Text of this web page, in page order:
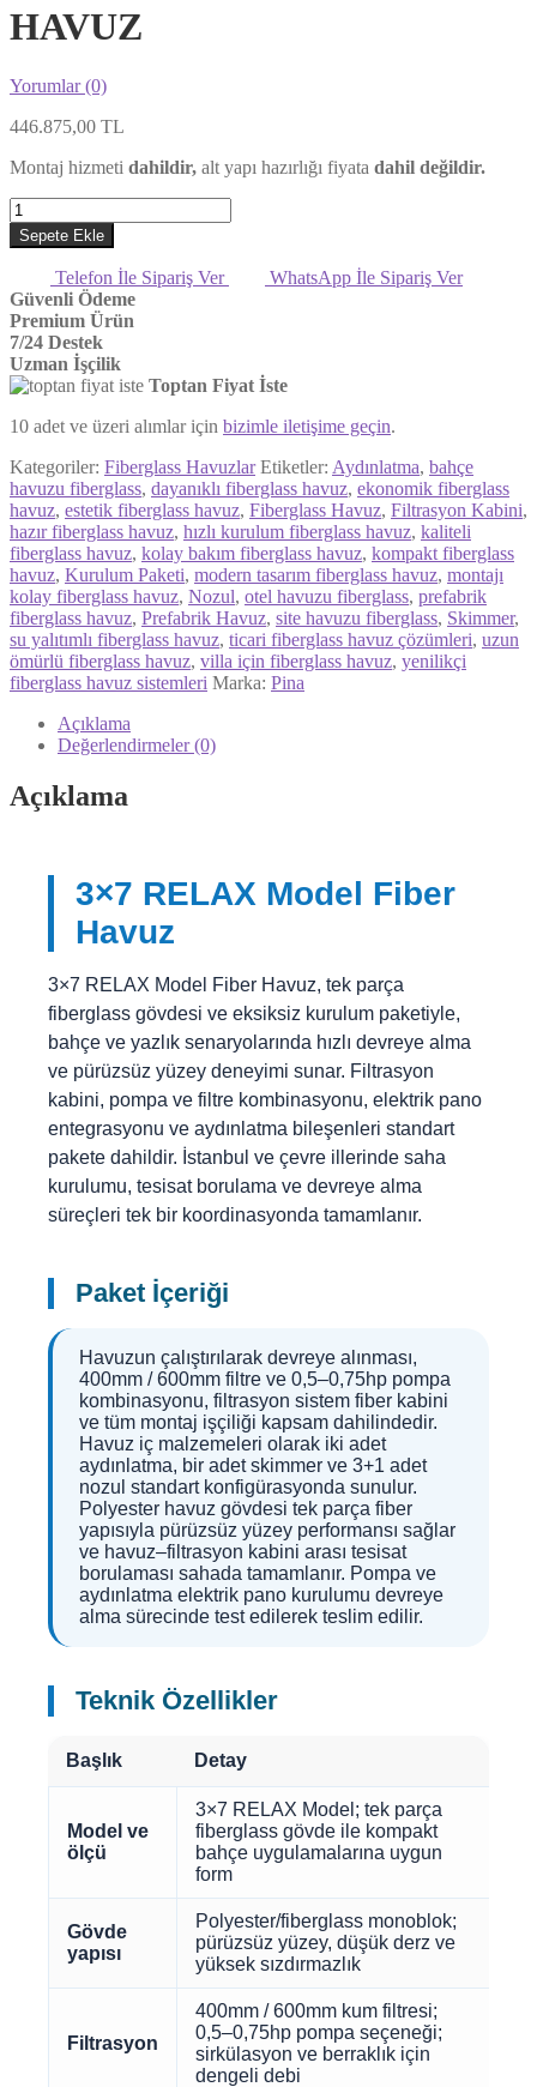
HAVUZ
Yorumlar (0)
446.875,00 TL
Montaj hizmeti dahildir, alt yapı hazırlığı fiyata dahil değildir.
3x7
RELAX
MODEL
FİBER
HAVUZ
adet
Sepete Ekle
Telefon İle Sipariş Ver
WhatsApp İle Sipariş Ver
Güvenli Ödeme
Premium Ürün
7/24 Destek
Uzman İşçilik
Toptan Fiyat İste
10 adet ve üzeri alımlar için bizimle iletişime geçin.
Kategoriler: Fiberglass Havuzlar Etiketler: Aydınlatma, bahçe
havuzu fiberglass, dayanıklı fiberglass havuz, ekonomik fiberglass
havuz, estetik fiberglass havuz, Fiberglass Havuz, Filtrasyon Kabini,
hazır fiberglass havuz, hızlı kurulum fiberglass havuz, kaliteli
fiberglass havuz, kolay bakım fiberglass havuz, kompakt fiberglass
havuz, Kurulum Paketi, modern tasarım fiberglass havuz, montajı
kolay fiberglass havuz, Nozul, otel havuzu fiberglass, prefabrik
fiberglass havuz, Prefabrik Havuz, site havuzu fiberglass, Skimmer,
su yalıtımlı fiberglass havuz, ticari fiberglass havuz çözümleri, uzun
ömürlü fiberglass havuz, villa için fiberglass havuz, yenilikçi
fiberglass havuz sistemleri Marka: Pina
Açıklama
Değerlendirmeler (0)
Açıklama
3×7 RELAX Model Fiber
Havuz
3×7 RELAX Model Fiber Havuz, tek parça
fiberglass gövdesi ve eksiksiz kurulum paketiyle,
bahçe ve yazlık senaryolarında hızlı devreye alma
ve pürüzsüz yüzey deneyimi sunar. Filtrasyon
kabini, pompa ve filtre kombinasyonu, elektrik pano
entegrasyonu ve aydınlatma bileşenleri standart
pakete dahildir. İstanbul ve çevre illerinde saha
kurulumu, tesisat borulama ve devreye alma
süreçleri tek bir koordinasyonda tamamlanır.
Paket İçeriği
Havuzun çalıştırılarak devreye alınması,
400mm / 600mm filtre ve 0,5–0,75hp pompa
kombinasyonu, filtrasyon sistem fiber kabini
ve tüm montaj işçiliği kapsam dahilindedir.
Havuz iç malzemeleri olarak iki adet
aydınlatma, bir adet skimmer ve 3+1 adet
nozul standart konfigürasyonda sunulur.
Polyester havuz gövdesi tek parça fiber
yapısıyla pürüzsüz yüzey performansı sağlar
ve havuz–filtrasyon kabini arası tesisat
borulaması sahada tamamlanır. Pompa ve
aydınlatma elektrik pano kurulumu devreye
alma sürecinde test edilerek teslim edilir.
Teknik Özellikler
Başlık Detay
Model ve
ölçü
3×7 RELAX Model; tek parça
fiberglass gövde ile kompakt
bahçe uygulamalarına uygun
form
Gövde
yapısı
Polyester/fiberglass monoblok;
pürüzsüz yüzey, düşük derz ve
yüksek sızdırmazlık
Filtrasyon
400mm / 600mm kum filtresi;
0,5–0,75hp pompa seçeneği;
sirkülasyon ve berraklık için
dengeli debi